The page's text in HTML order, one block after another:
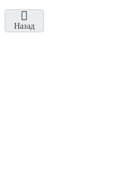
Назад